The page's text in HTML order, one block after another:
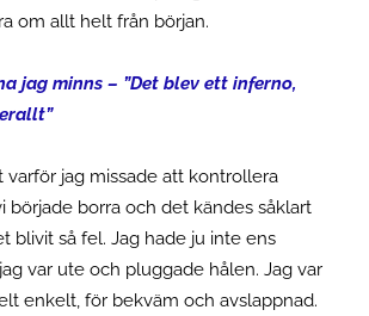
om allt helt från början.
jag minns – ”Det blev ett inferno,
varför jag missade att kontrollera
började borra och det kändes såklart
blivit så fel. Jag hade ju inte ens
var ute och pluggade hålen. Jag var
enkelt, för bekväm och avslappnad.